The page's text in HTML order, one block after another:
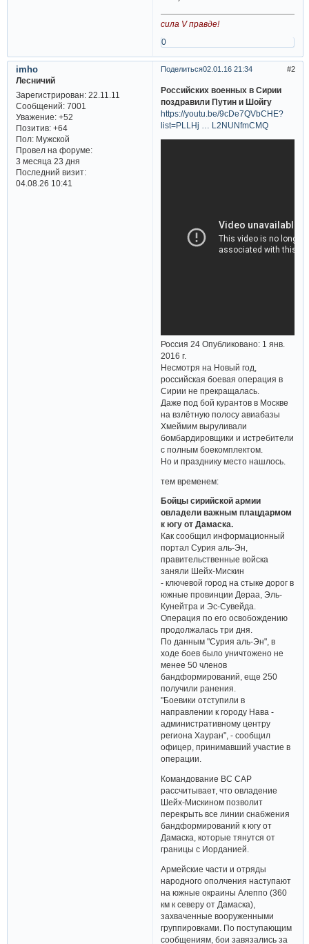
сила V правде!
0
Поделиться 2
02.01.16 21:34
imho
Лесничий
Зарегистрирован: 22.11.11
Сообщений:7001
Уважение: +52
Позитив: +64
Пол:Мужской
Провел на форуме:
3 месяца 23 дня
Последний визит:
04.08.26 10:41
Российских военных в Сирии
поздравили Путин и Шойгу
https://youtu.be/9cDe7QVbCHE?
list=PLLHj … L2NUNfmCMQ
Россия 24 Опубликовано: 1 янв.
2016 г.
Несмотря на Новый год,
российская боевая операция в
Сирии не прекращалась.
Даже под бой курантов в Москве
на взлётную полосу авиабазы
Хмеймим выруливали
бомбардировщики и истребители
с полным боекомплектом.
Но и празднику место нашлось.
тем временем:
Бойцы сирийской армии
овладели важным плацдармом
к югу от Дамаска.
Как сообщил информационный
портал Сурия аль-Эн,
правительственные войска
заняли Шейх-Мискин
- ключевой город на стыке дорог в
южные провинции Дераа, Эль-
Кунейтра и Эс-Сувейда.
Операция по его освобождению
продолжалась три дня.
По данным "Сурия аль-Эн", в
ходе боев было уничтожено не
менее 50 членов
бандформирований, еще 250
получили ранения.
"Боевики отступили в
направлении к городу Нава -
административному центру
региона Хауран", - сообщил
офицер, принимавший участие в
операции.
Командование ВС САР
рассчитывает, что овладение
Шейх-Мискином позволит
перекрыть все линии снабжения
бандформирований к югу от
Дамаска, которые тянутся от
границы с Иорданией.
Армейские части и отряды
народного ополчения наступают
на южные окраины Алеппо (360
км к северу от Дамаска),
захваченные вооруженными
группировками. По поступающим
сообщениям, бои завязались за